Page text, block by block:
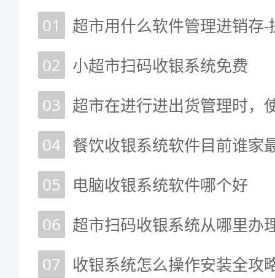
01
02 小超市扫码收银系统免费
03
超市在进行进出货管理时，
04 餐饮收银系统软件目前谁家
05
电脑收银系统软件哪个好
06 超市扫码收银系统从哪里办
07 收银系统怎么操作安装全攻